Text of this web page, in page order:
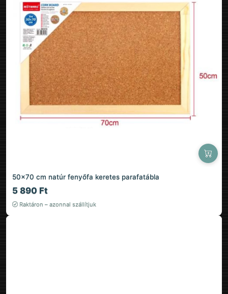
50×70 cm natúr fenyőfa keretes parafatábla
5 890 Ft
Raktáron – azonnal szállítjuk